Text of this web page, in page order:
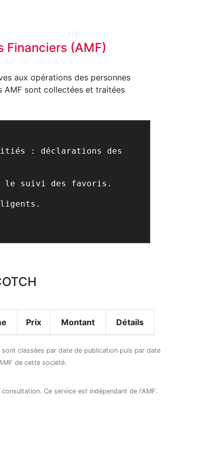
Financiers (AMF)
aux opérations des personnes
AMF sont collectées et traitées
: déclarations des
le suivi des favoris.
Prix Montant Détails
classées par date de publication puis par date
de cette société.
Ce service est indépendant de l'AMF.